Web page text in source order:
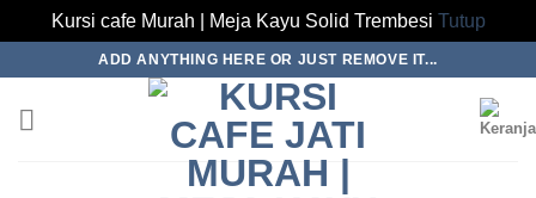
Kursi cafe Murah | Meja Kayu Solid Trembesi Tutup
content
ADD ANYTHING HERE OR JUST REMOVE IT...